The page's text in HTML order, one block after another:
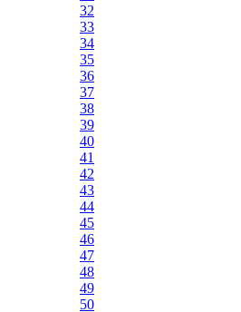
32
33
34
35
36
37
38
39
40
41
42
43
44
45
46
47
48
49
50